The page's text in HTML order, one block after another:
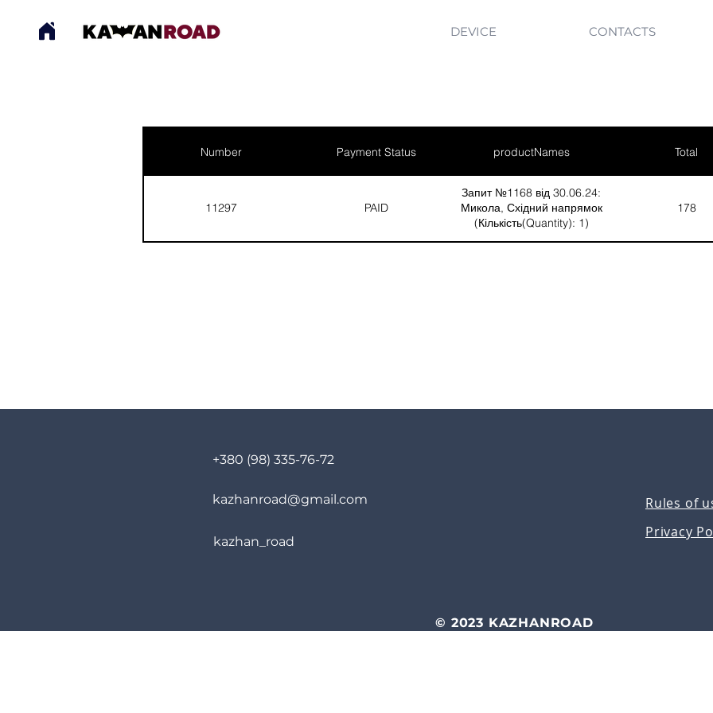
DEVICE CONTACTS
Number Payment Status productNames Total
11297 PAID
Запит №1168 від 30.06.24:
Микола, Східний напрямок
(Кількість(Quantity): 1)
178
+380 (98) 335-76-72
kazhanroad@gmail.com
kazhan_road
Rules of
Privacy
© 2023 KAZHANROAD